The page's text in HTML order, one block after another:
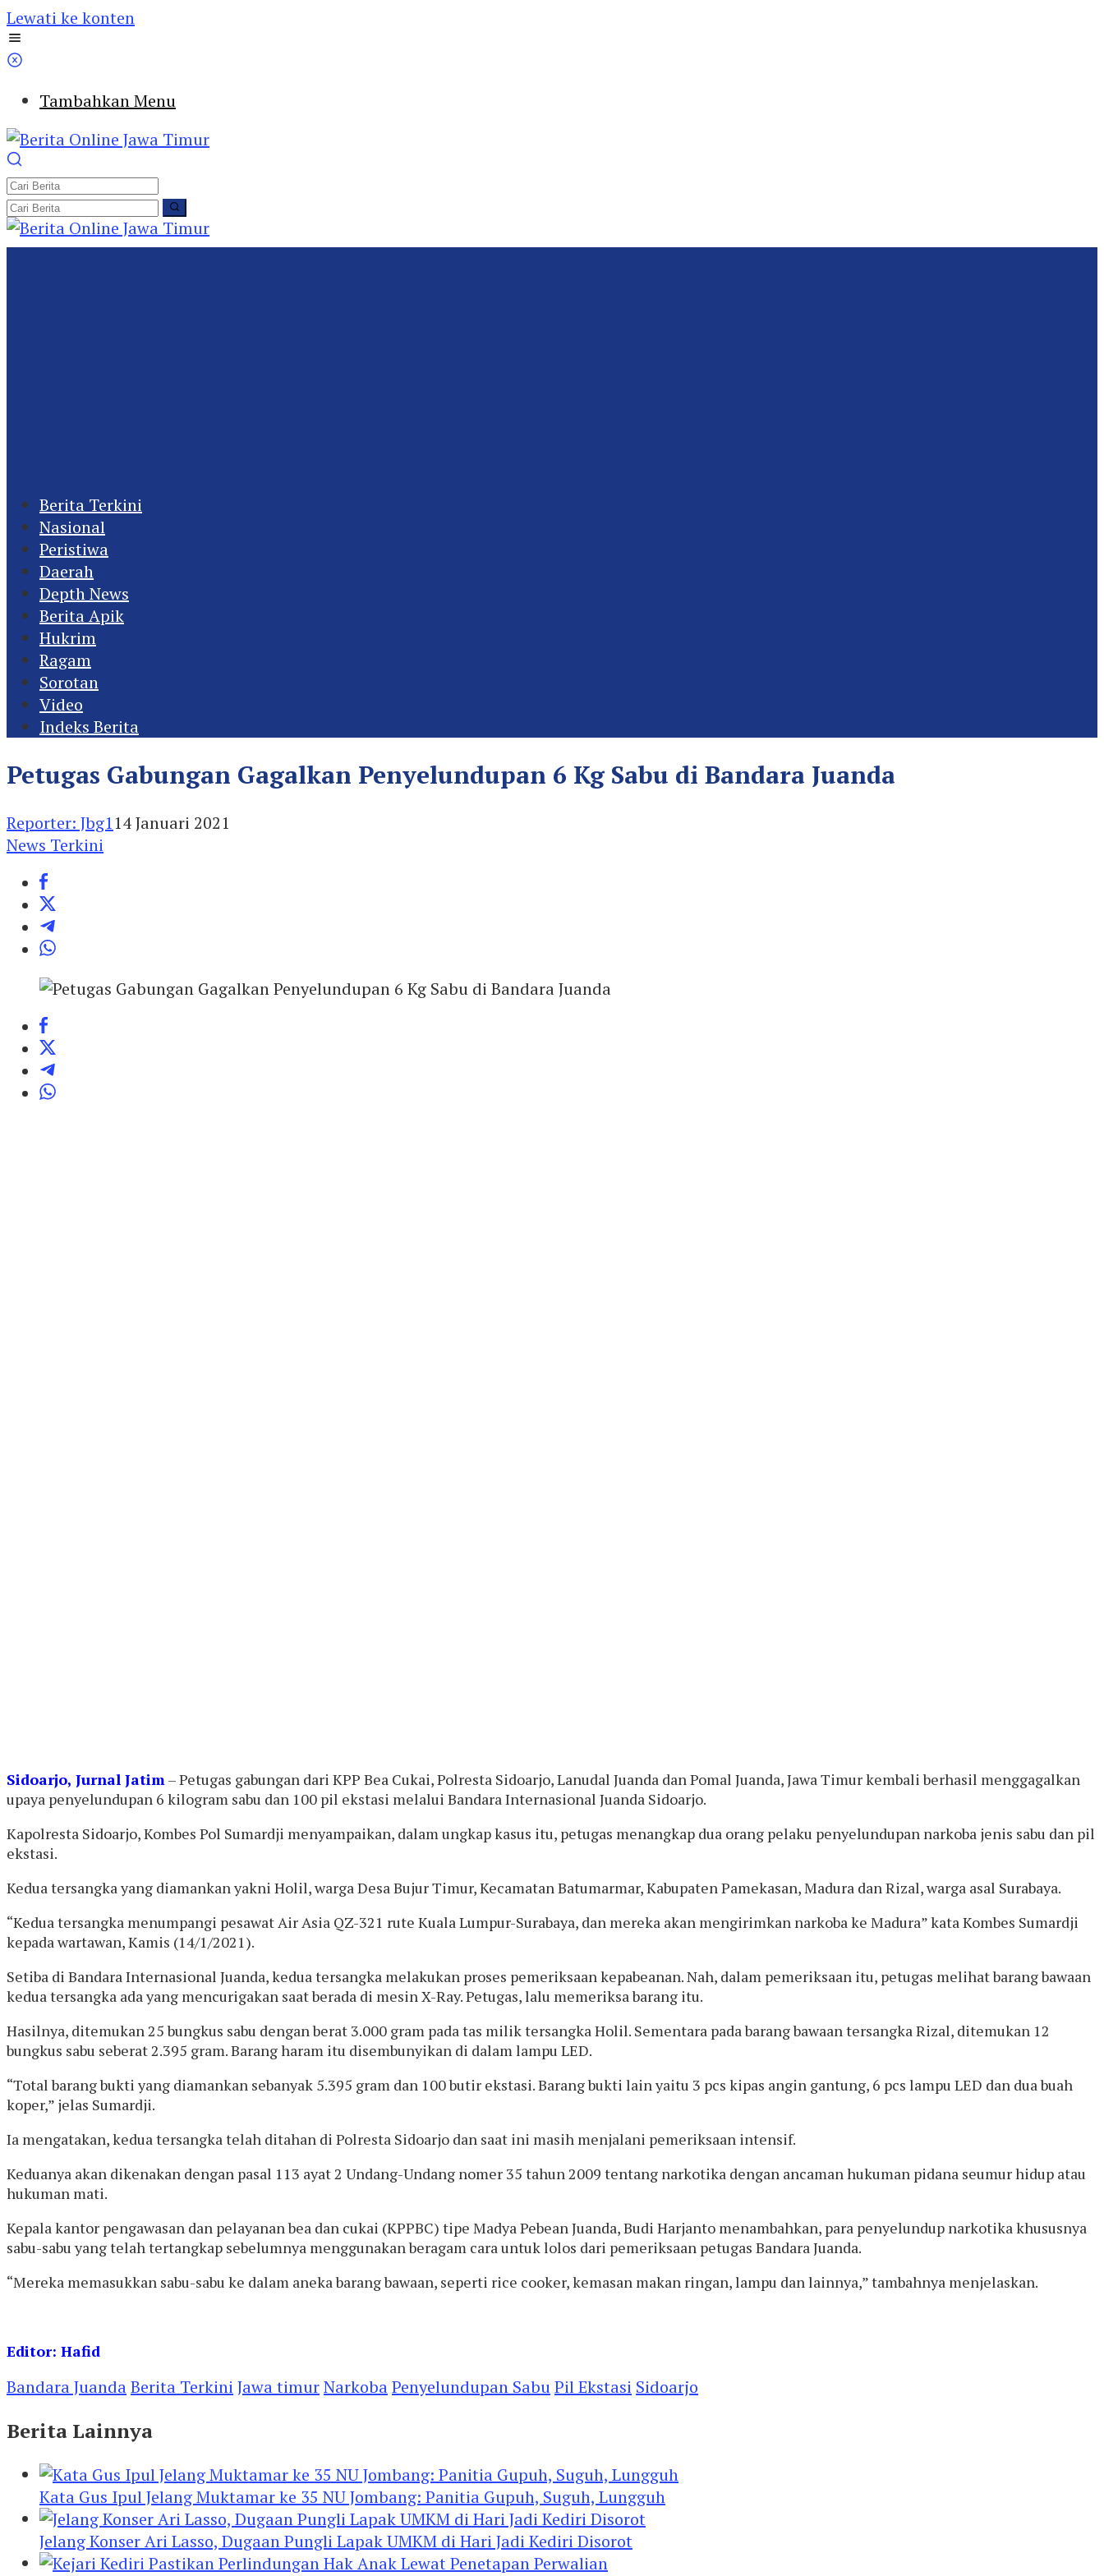
Lewati ke konten
Tambahkan Menu
Berita Terkini
Nasional
Peristiwa
Daerah
Depth News
Berita Apik
Hukrim
Ragam
Sorotan
Video
Indeks Berita
Petugas Gabungan Gagalkan Penyelundupan 6 Kg Sabu di Bandara Juanda
Reporter: Jbg114 Januari 2021
News Terkini
Sidoarjo, Jurnal Jatim – Petugas gabungan dari KPP Bea Cukai, Polresta Sidoarjo, Lanudal Juanda dan Pomal Juanda, Jawa Timur kembali berhasil menggagalkan
upaya penyelundupan 6 kilogram sabu dan 100 pil ekstasi melalui Bandara Internasional Juanda Sidoarjo.
Kapolresta Sidoarjo, Kombes Pol Sumardji menyampaikan, dalam ungkap kasus itu, petugas menangkap dua orang pelaku penyelundupan narkoba jenis sabu dan pil
ekstasi.
Kedua tersangka yang diamankan yakni Holil, warga Desa Bujur Timur, Kecamatan Batumarmar, Kabupaten Pamekasan, Madura dan Rizal, warga asal Surabaya.
“Kedua tersangka menumpangi pesawat Air Asia QZ-321 rute Kuala Lumpur-Surabaya, dan mereka akan mengirimkan narkoba ke Madura” kata Kombes Sumardji
kepada wartawan, Kamis (14/1/2021).
Setiba di Bandara Internasional Juanda, kedua tersangka melakukan proses pemeriksaan kepabeanan. Nah, dalam pemeriksaan itu, petugas melihat barang bawaan
kedua tersangka ada yang mencurigakan saat berada di mesin X-Ray. Petugas, lalu memeriksa barang itu.
Hasilnya, ditemukan 25 bungkus sabu dengan berat 3.000 gram pada tas milik tersangka Holil. Sementara pada barang bawaan tersangka Rizal, ditemukan 12
bungkus sabu seberat 2.395 gram. Barang haram itu disembunyikan di dalam lampu LED.
“Total barang bukti yang diamankan sebanyak 5.395 gram dan 100 butir ekstasi. Barang bukti lain yaitu 3 pcs kipas angin gantung, 6 pcs lampu LED dan dua buah
koper,” jelas Sumardji.
Ia mengatakan, kedua tersangka telah ditahan di Polresta Sidoarjo dan saat ini masih menjalani pemeriksaan intensif.
Keduanya akan dikenakan dengan pasal 113 ayat 2 Undang-Undang nomer 35 tahun 2009 tentang narkotika dengan ancaman hukuman pidana seumur hidup atau
hukuman mati.
Kepala kantor pengawasan dan pelayanan bea dan cukai (KPPBC) tipe Madya Pebean Juanda, Budi Harjanto menambahkan, para penyelundup narkotika khususnya
sabu-sabu yang telah tertangkap sebelumnya menggunakan beragam cara untuk lolos dari pemeriksaan petugas Bandara Juanda.
“Mereka memasukkan sabu-sabu ke dalam aneka barang bawaan, seperti rice cooker, kemasan makan ringan, lampu dan lainnya,” tambahnya menjelaskan.
Editor: Hafid
Bandara JuandaBerita Terkini Jawa timurNarkobaPenyelundupan SabuPil Ekstasi Sidoarjo
Berita Lainnya
Kata Gus Ipul Jelang Muktamar ke 35 NU Jombang: Panitia Gupuh, Suguh, Lungguh
Jelang Konser Ari Lasso, Dugaan Pungli Lapak UMKM di Hari Jadi Kediri Disorot